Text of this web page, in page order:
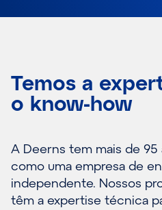
Temos a
o know-how
A Deerns tem mais de
como uma empresa de
independente. Nossos
têm a expertise técnica